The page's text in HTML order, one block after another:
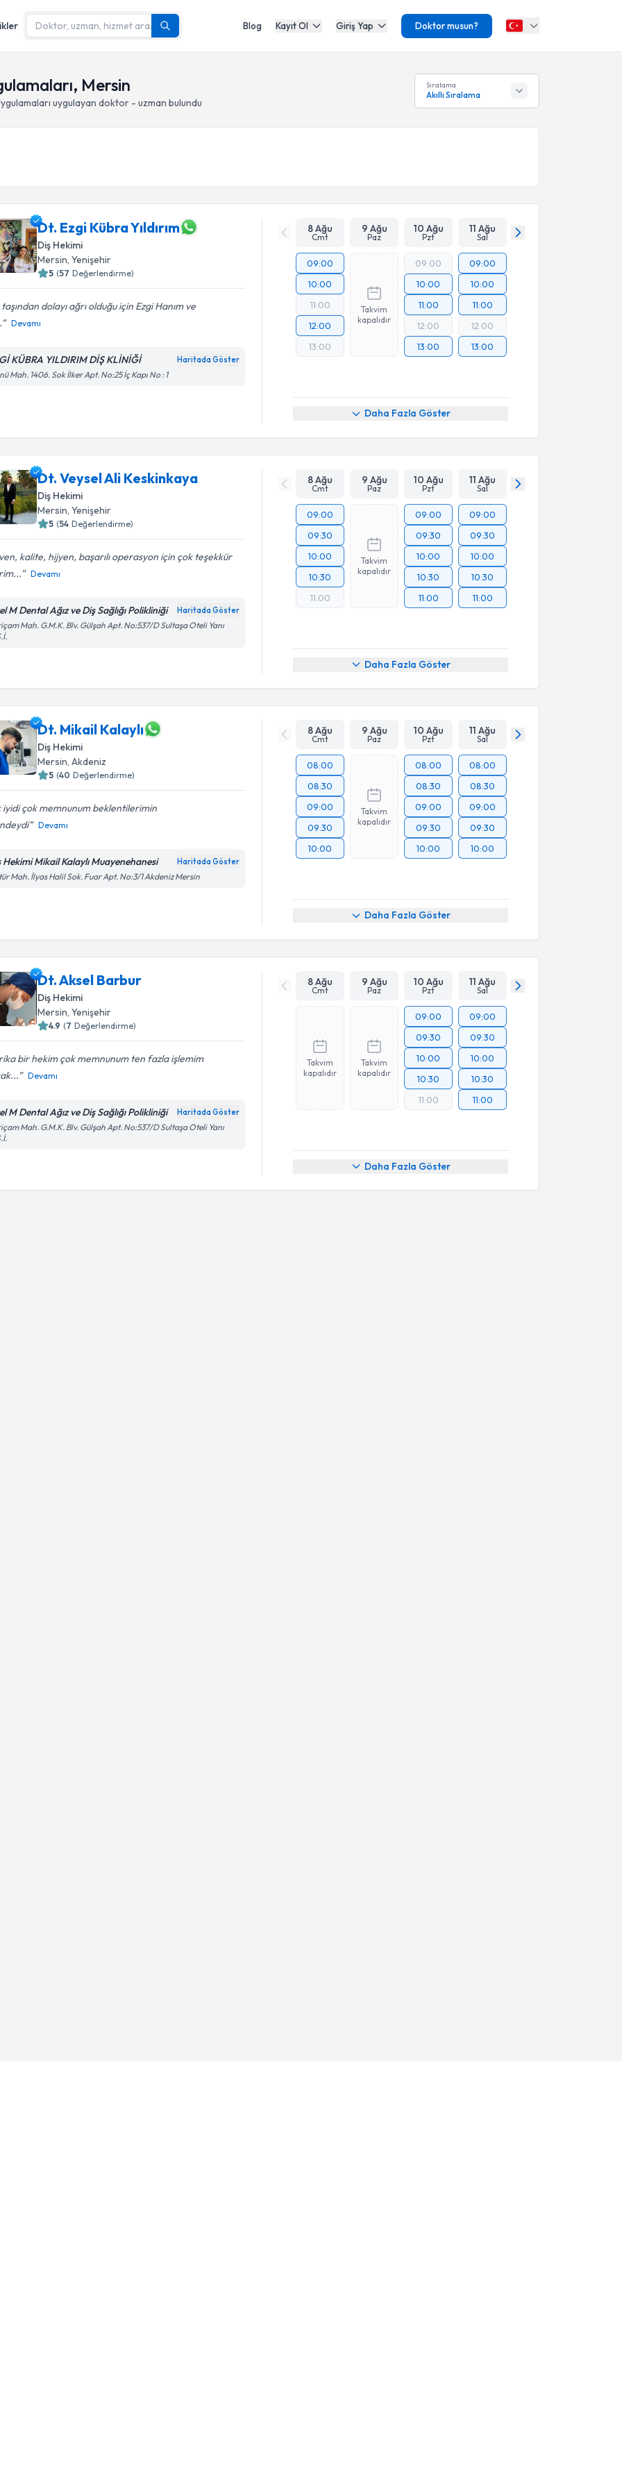
Blog Kayıt Ol Giriş Yap Doktor musun?
Mersin
uygulayan doktor - uzman bulundu
Sıralama
Akıllı Sıralama
Dt. Ezgi Kübra Yıldırım
Diş Hekimi
Mersin, Yenişehir
5 (57 Değerlendirme)
dolayı ağrı olduğu için Ezgi Hanım ve
Devamı
KÜBRA YILDIRIM DİŞ KLİNİĞİ Haritada Göster
Mah. 1406. Sok İlker Apt. No:25 İç Kapı No : 1
8 Ağu
Cmt
9 Ağu
Paz
10 Ağu
Pzt
11 Ağu
Sal
09:00
10:00
11:00
12:00
13:00
Takvim
kapalıdır
09:00
10:00
11:00
12:00
13:00
09:00
10:00
11:00
12:00
13:00
Daha Fazla Göster
Dt. Veysel Ali Keskinkaya
Diş Hekimi
Mersin , Yenişehir
5 (54 Değerlendirme)
kalite, hijyen, başarılı operasyon için çok teşekkür
Devamı
M Dental Ağız ve Diş Sağlığı Polikliniği Haritada Göster
Mah. G.M.K. Blv. Gülşah Apt. No:537/D Sultaşa Oteli Yanı
8 Ağu
Cmt
9 Ağu
Paz
10 Ağu
Pzt
11 Ağu
Sal
09:00
09:30
10:00
10:30
11:00
Takvim
kapalıdır
09:00
09:30
10:00
10:30
11:00
09:00
09:30
10:00
10:30
11:00
Daha Fazla Göster
Dt. Mikail Kalaylı
Diş Hekimi
Mersin, Akdeniz
5 (40 Değerlendirme)
iyidi çok memnunum beklentilerimin
Devamı
Hekimi Mikail Kalaylı Muayenehanesi Haritada Göster
Mah. İlyas Halil Sok. Fuar Apt. No:3/1 Akdeniz Mersin
8 Ağu
Cmt
9 Ağu
Paz
10 Ağu
Pzt
11 Ağu
Sal
08:00
08:30
09:00
09:30
10:00
Takvim
kapalıdır
08:00
08:30
09:00
09:30
10:00
08:00
08:30
09:00
09:30
10:00
Daha Fazla Göster
Dt. Aksel Barbur
Diş Hekimi
Mersin , Yenişehir
4.9 (7 Değerlendirme)
bir hekim çok memnunum ten fazla işlemim
Devamı
M Dental Ağız ve Diş Sağlığı Polikliniği Haritada Göster
Mah. G.M.K. Blv. Gülşah Apt. No:537/D Sultaşa Oteli Yanı
8 Ağu
Cmt
9 Ağu
Paz
10 Ağu
Pzt
11 Ağu
Sal
Takvim
kapalıdır
Takvim
kapalıdır
09:00
09:30
10:00
10:30
11:00
09:00
09:30
10:00
10:30
11:00
Daha Fazla Göster